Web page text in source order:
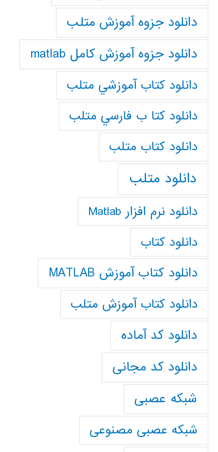
دانلود جزوه آموزش متلب
دانلود جزوه آموزش کامل matlab
دانلود كتاب آموزشي متلب
دانلود كتا ب فارسي متلب
دانلود كتاب متلب
دانلود متلب
دانلود نرم افزار Matlab
دانلود کتاب
دانلود کتاب آموزش MATLAB
دانلود کتاب آموزش متلب
دانلود کد آماده
دانلود کد مجانی
شبکه عصبی
شبکه عصبی مصنوعی